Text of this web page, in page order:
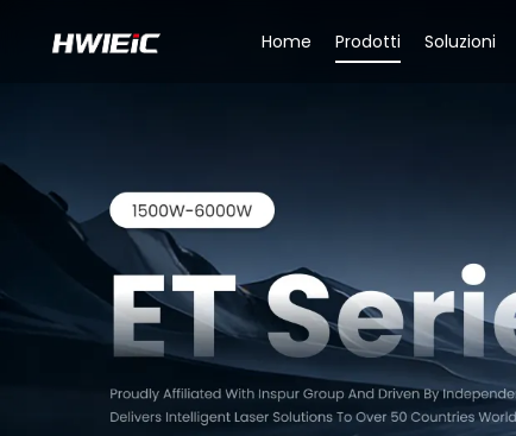
Home Prodotti Soluzioni